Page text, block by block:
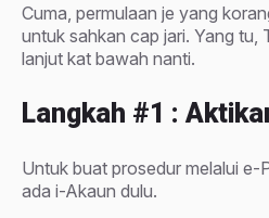
Cuma, permulaan je yang
untuk sahkan cap jari. Yang tu,
lanjut kat bawah nanti.
Langkah #1 :
Untuk buat prosedur melalui e-
ada i-Akaun dulu.